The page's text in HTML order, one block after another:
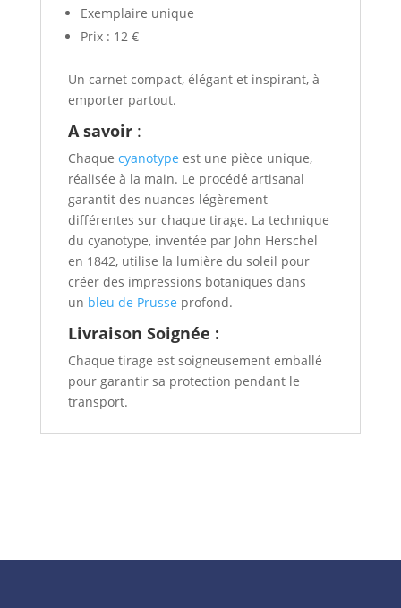
Exemplaire unique
Prix : 12 €
Un carnet compact, élégant et inspirant, à
emporter partout.
A savoir:
Chaque cyanotype est une pièce unique,
réalisée à la main. Le procédé artisanal
garantit des nuances légèrement
différentes sur chaque tirage. La technique
du cyanotype, inventée par John Herschel
en 1842, utilise la lumière du soleil pour
créer des impressions botaniques dans
un bleu de Prusse profond.
Livraison Soignée :
Chaque tirage est soigneusement emballé
pour garantir sa protection pendant le
transport.